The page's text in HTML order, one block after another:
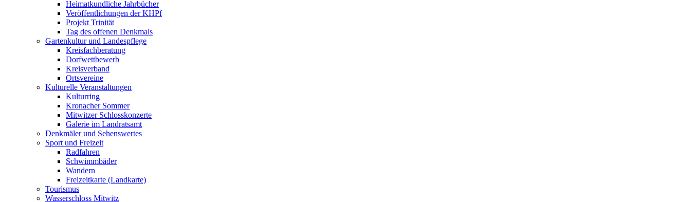
Heimatkundliche Jahrbücher
Veröffentlichungen der KHPf
Projekt Trinität
Tag des offenen Denkmals
Gartenkultur und Landespflege
Kreisfachberatung
Dorfwettbewerb
Kreisverband
Ortsvereine
Kulturelle Veranstaltungen
Kulturring
Kronacher Sommer
Mitwitzer Schlosskonzerte
Galerie im Landratsamt
Denkmäler und Sehenswertes
Sport und Freizeit
Radfahren
Schwimmbäder
Wandern
Freizeitkarte (Landkarte)
Tourismus
Wasserschloss Mitwitz